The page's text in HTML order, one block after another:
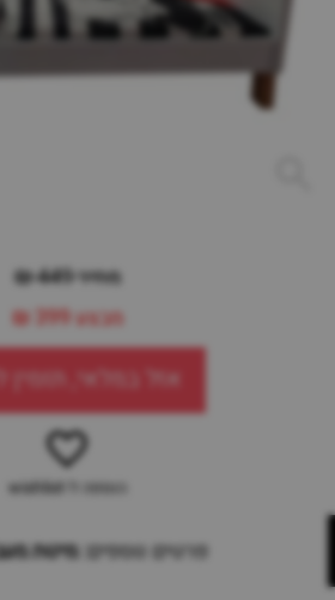
מחיר 449 ₪
מבצע399 ₪
אזל במלאי, תזמין לי
הוספה ל-wishlist
פרטים נוספים:מיטת